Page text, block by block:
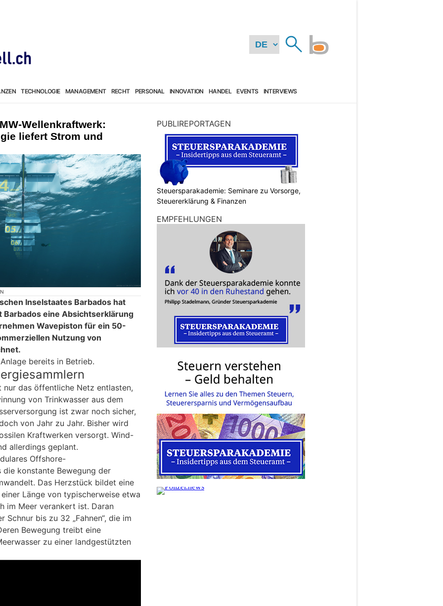
TECHNOLOGIE MANAGEMENT RECHT PERSONAL INNOVATION HANDEL EVENTS INTERVIEWS
Wellenkraftwerk:
liefert Strom und
Inselstaates Barbados hat
eine Absichtserklärung
Wavepiston für ein 50-
Nutzung von
bereits in Betrieb.
nur das öffentliche Netz entlasten,
von Trinkwasser aus dem
ist zwar noch sicher,
von Jahr zu Jahr. Bisher wird
Kraftwerken versorgt. Wind-
allerdings geplant.
Offshore-
die konstante Bewegung der
Das Herzstück bildet eine
Länge von typischerweise etwa
im Meer verankert ist. Daran
Schnur bis zu 32 „Fahnen“, die im
Bewegung treibt eine
zu einer landgestützten
PUBLIREPORTAGEN
Steuersparakademie: Seminare zu Vorsorge,
Steuererklärung & Finanzen
EMPFEHLUNGEN